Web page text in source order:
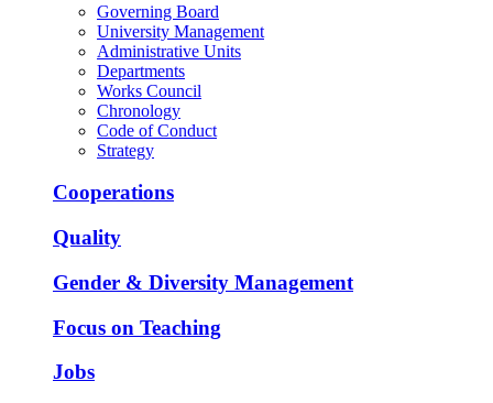
Governing Board
University Management
Administrative Units
Departments
Works Council
Chronology
Code of Conduct
Strategy
Cooperations
Quality
Gender & Diversity Management
Focus on Teaching
Jobs